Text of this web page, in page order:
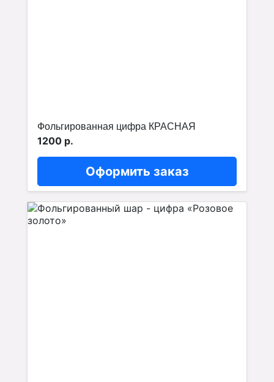
Фольгированная цифра КРАСНАЯ
1200 р.
Оформить заказ